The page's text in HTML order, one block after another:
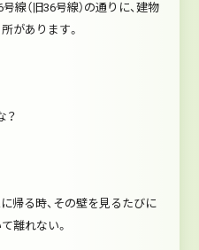
線（旧36号線）の通りに、建物
があります。
？
帰る時、その壁を見るたびに
離れない。